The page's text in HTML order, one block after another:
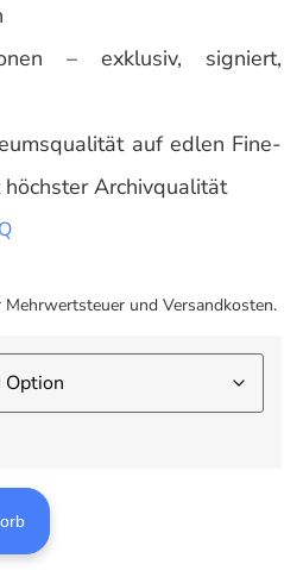
– exklusiv, signiert,
auf edlen Fine-
Archivqualität
Mehrwertsteuer und Versandkosten.